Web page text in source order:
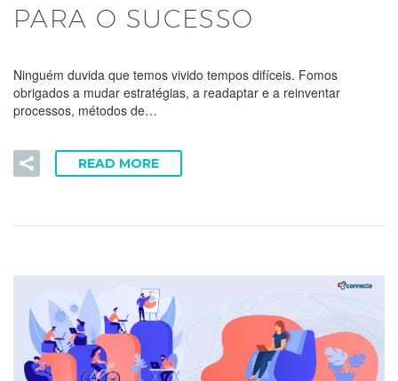
PARA O SUCESSO
Ninguém duvida que temos vivido tempos difíceis. Fomos
obrigados a mudar estratégias, a readaptar e a reinventar
processos, métodos de…
READ MORE